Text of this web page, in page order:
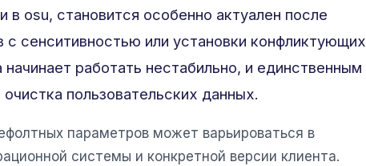
в osu, становится особенно актуален после
с сенситивностью или установки конфликтующих
работать нестабильно, и единственным
пользовательских данных.
параметров может варьироваться в
системы и конкретной версии клиента.